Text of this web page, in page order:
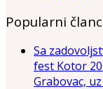
Popularni
Sa
fest Kotor
Grabovac,